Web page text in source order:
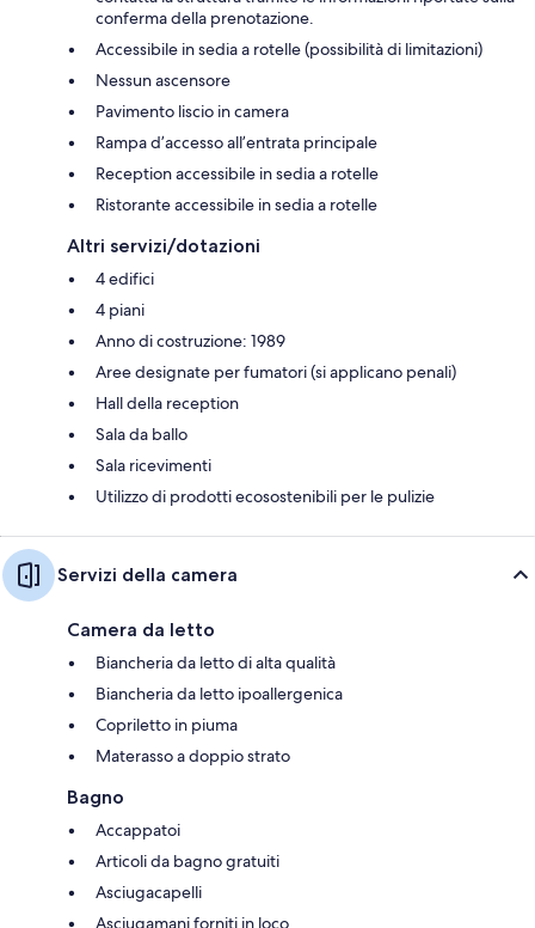
conferma della prenotazione.
Accessibile in sedia a rotelle (possibilità di limitazioni)
Nessun ascensore
Pavimento liscio in camera
Rampa d’accesso all’entrata principale
Reception accessibile in sedia a rotelle
Ristorante accessibile in sedia a rotelle
Altri servizi/dotazioni
4 edifici
4 piani
Anno di costruzione: 1989
Aree designate per fumatori (si applicano penali)
Hall della reception
Sala da ballo
Sala ricevimenti
Utilizzo di prodotti ecosostenibili per le pulizie
Servizi della camera
Camera da letto
Biancheria da letto di alta qualità
Biancheria da letto ipoallergenica
Copriletto in piuma
Materasso a doppio strato
Bagno
Accappatoi
Articoli da bagno gratuiti
Asciugacapelli
Asciugamani forniti in loco